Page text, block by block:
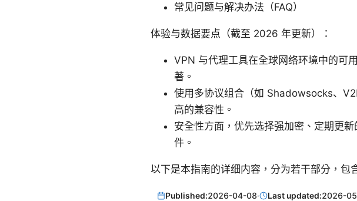
常见问题与解决办法（FAQ）
体验与数据要点（截至 2026 年更新）：
VPN 与代理工具在全球网络环境中的可
著。
使用多协议组合（如 Shadowsocks、
高的兼容性。
安全性方面，优先选择强加密、定期更
件。
以下是本指南的详细内容，分为若干部分，包
Published:2026-04-08· Last updated:2026-